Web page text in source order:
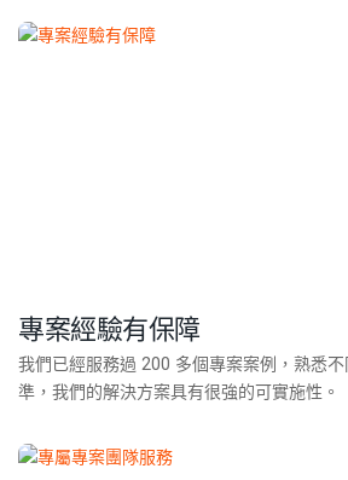
專案經驗有保障
我們已經服務過 200 多個專案案例，熟悉
準，我們的解決方案具有很強的可實施性。